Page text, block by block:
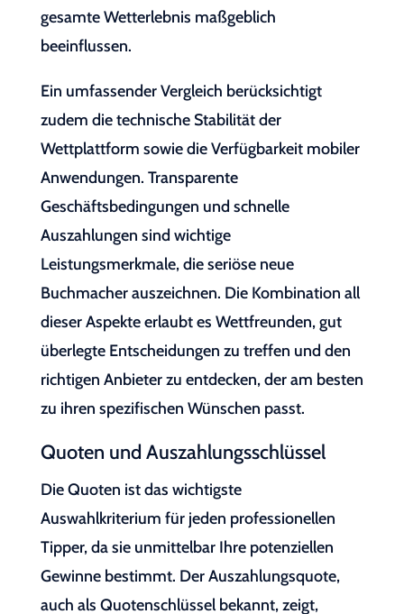
gesamte Wetterlebnis maßgeblich
beeinflussen.
Ein umfassender Vergleich berücksichtigt
zudem die technische Stabilität der
Wettplattform sowie die Verfügbarkeit mobiler
Anwendungen. Transparente
Geschäftsbedingungen und schnelle
Auszahlungen sind wichtige
Leistungsmerkmale, die seriöse neue
Buchmacher auszeichnen. Die Kombination all
dieser Aspekte erlaubt es Wettfreunden, gut
überlegte Entscheidungen zu treffen und den
richtigen Anbieter zu entdecken, der am besten
zu ihren spezifischen Wünschen passt.
Quoten und Auszahlungsschlüssel
Die Quoten ist das wichtigste
Auswahlkriterium für jeden professionellen
Tipper, da sie unmittelbar Ihre potenziellen
Gewinne bestimmt. Der Auszahlungsquote,
auch als Quotenschlüssel bekannt, zeigt,